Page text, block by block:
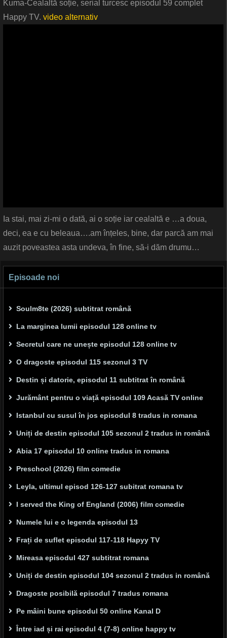
Kuma-Cealaltă soție, serial turcesc episodul 59 complet
Happy TV. video alternativ
Ia stai, mai zi-mi o dată, ai o soție iar cealaltă e …a doua,
deci, ea e cu beleaua….am înțeles, bine, dar parcă am mai
auzit poveastea asta undeva, în fine, să-i dăm drumu…
Episoade noi
Soulm8te (2026) subtitrat română
La marginea lumii episodul 128 online tv
Secretul care ne unește episodul 128 online tv
O dragoste episodul 115 sezonul 3 TV
Destin și datorie, episodul 11 subtitrat în română
Jurământ pentru o viață episodul 109 Acasă TV online
Istanbul cu susul în jos episodul 8 tradus in romana
Uniți de destin episodul 105 sezonul 2 tradus in română
Abia 17 episodul 10 online tradus in romana
Preschool (2026) film comedie
Leyla, ultimul episod 126-127 subitrat romana tv
I served the King of England (2006) film comedie
Numele lui e o legenda episodul 13
Frați de suflet episodul 117-118 Hapyy TV
Mireasa episodul 427 subtitrat romana
Uniți de destin episodul 104 sezonul 2 tradus in română
Dragoste posibilă episodul 7 tradus romana
Pe mâini bune episodul 50 online Kanal D
Între iad și rai episodul 4 (7-8) online happy tv